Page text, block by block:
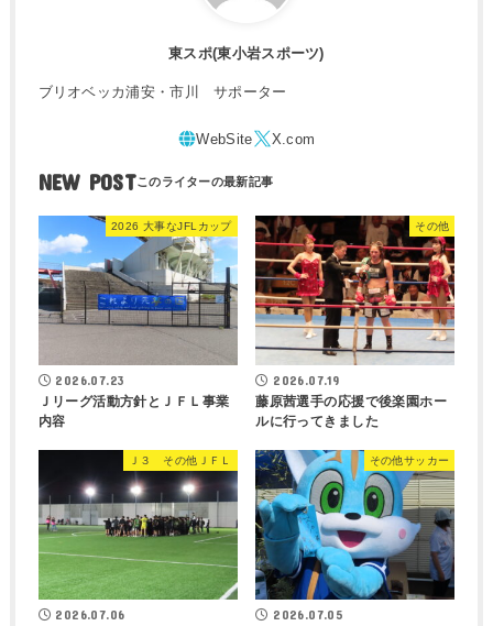
東スポ(東小岩スポーツ)
ブリオベッカ浦安・市川 サポーター
NEW POST
2026 大事なJFLカップ
2026.07.23
Ｊリーグ活動方針とＪＦＬ事業
内容
その他
2026.07.19
藤原茜選手の応援で後楽園ホー
ルに行ってきました
Ｊ３ その他ＪＦＬ
2026.07.06
その他サッカー
2026.07.05